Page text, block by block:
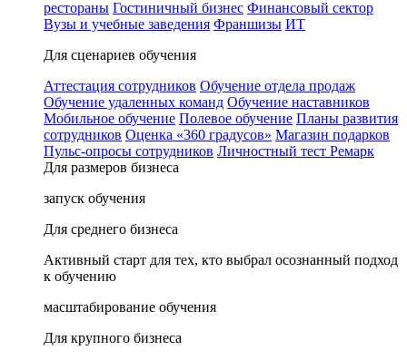
рестораны Гостиничный бизнес Финансовый сектор
Вузы и учебные заведения Франшизы ИТ
Для сценариев обучения
Аттестация сотрудников Обучение отдела продаж
Обучение удаленных команд Обучение наставников
Мобильное обучение Полевое обучение Планы развития
сотрудников Оценка «360 градусов» Магазин подарков
Пульс-опросы сотрудников Личностный тест Ремарк
Для размеров бизнеса
запуск обучения
Для среднего бизнеса
Активный старт для тех, кто выбрал осознанный подход
к обучению
масштабирование обучения
Для крупного бизнеса